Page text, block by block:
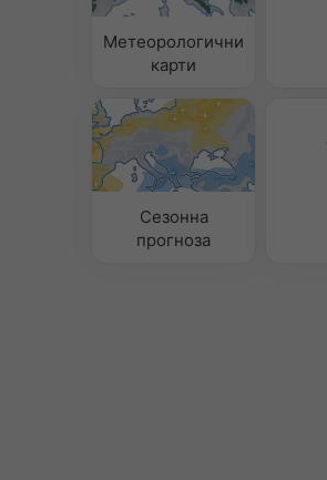
Метеорологични
карти
Сезонна
прогноза